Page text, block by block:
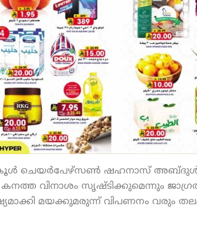
ചെയര്‍പേഴ്‌സണ്‍ ഷഹനാസ് അബ്ദുള്‍
കനത്ത വിനാശം സൃഷ്ടിക്കുമെന്നും
മയക്കുമരുന്ന് വിപണനം വരും